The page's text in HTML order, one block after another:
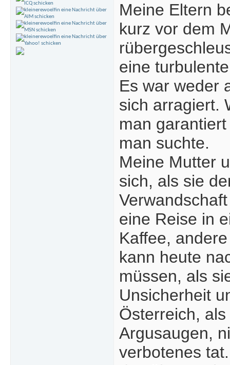
Meine Eltern
kurz vor dem
eine
Es war weder
sich arragiert.
man
man suchte.
Meine Mutter
sich, als sie
eine Reise in
Kaffee,
kann heute
müssen, als
Unsicherheit
Österreich,
Argusaugen,
verbotenes